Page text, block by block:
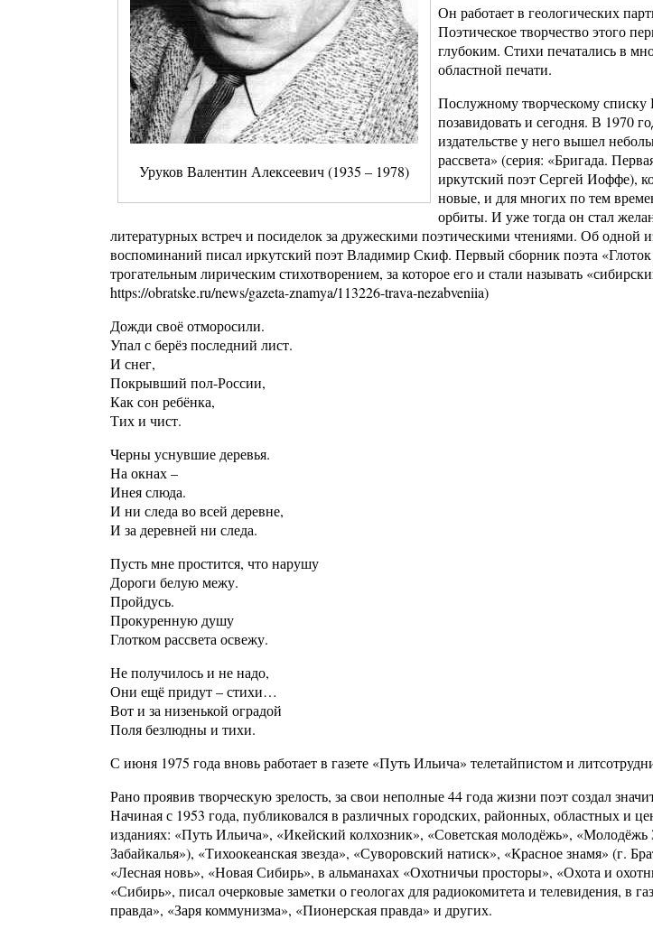
Уруков Валентин Алексеевич (1935 – 1978)
Он работает в геологических
Поэтическое творчество этого
глубоким. Стихи печатались в
областной печати.
Послужному творческому
позавидовать и сегодня. В 1970
издательстве у него вышел
рассвета» (серия: «Бригада.
иркутский поэт Сергей Иоффе),
новые, и для многих по тем
орбиты. И уже тогда он стал
литературных встреч и посиделок за дружескими поэтическими чтениями. Об одной
воспоминаний писал иркутский поэт Владимир Скиф. Первый сборник поэта «Глоток
трогательным лирическим стихотворением, за которое его и стали называть
https://obratske.ru/news/gazeta-znamya/113226-trava-nezabveniia)
Дожди своё отморосили.
Упал с берёз последний лист.
И снег,
Покрывший пол-России,
Как сон ребёнка,
Тих и чист.
Черны уснувшие деревья.
На окнах –
Инея слюда.
И ни следа во всей деревне,
И за деревней ни следа.
Пусть мне простится, что нарушу
Дороги белую межу.
Пройдусь.
Прокуренную душу
Глотком рассвета освежу.
Не получилось и не надо,
Они ещё придут – стихи…
Вот и за низенькой оградой
Поля безлюдны и тихи.
С июня 1975 года вновь работает в газете «Путь Ильича» телетайпистом и
Рано проявив творческую зрелость, за свои неполные 44 года жизни поэт создал
Начиная с 1953 года, публиковался в различных городских, районных, областных и
изданиях: «Путь Ильича», «Икейский колхозник», «Советская молодёжь», «Молодёжь
Забайкалья»), «Тихоокеанская звезда», «Суворовский натиск», «Красное знамя» (г.
«Лесная новь», «Новая Сибирь», в альманахах «Охотничьи просторы», «Охота и
«Сибирь», писал очерковые заметки о геологах для радиокомитета и телевидения, в
правда», «Заря коммунизма», «Пионерская правда» и других.